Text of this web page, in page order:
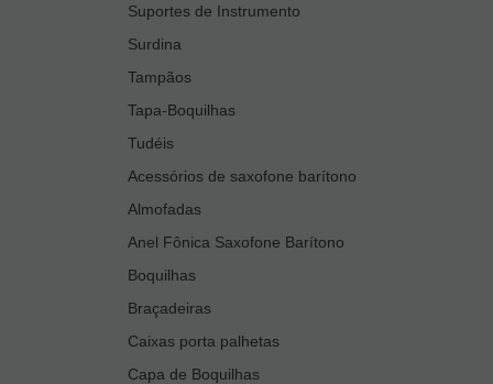
Suportes de Instrumento
Surdina
Tampãos
Tapa-Boquilhas
Tudéis
Acessórios de saxofone barítono
Almofadas
Anel Fônica Saxofone Barítono
Boquilhas
Braçadeiras
Caixas porta palhetas
Capa de Boquilhas